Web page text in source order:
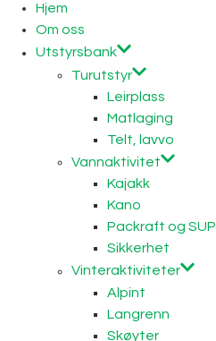
Hjem
Om oss
Utstyrsbank
Turutstyr
Leirplass
Matlaging
Telt, lavvo
Vannaktivitet
Kajakk
Kano
Packraft og SUP
Sikkerhet
Vinteraktiviteter
Alpint
Langrenn
Skøyter